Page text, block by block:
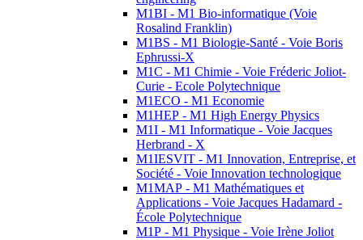
M1BI - M1 Bio-informatique (Voie
Rosalind Franklin)
M1BS - M1 Biologie-Santé - Voie Boris
Ephrussi-X
M1C - M1 Chimie - Voie Fréderic Joliot-
Curie - Ecole Polytechnique
M1ECO - M1 Economie
M1HEP - M1 High Energy Physics
M1I - M1 Informatique - Voie Jacques
Herbrand - X
M1IESVIT - M1 Innovation, Entreprise, et
Société - Voie Innovation technologique
M1MAP - M1 Mathématiques et
Applications - Voie Jacques Hadamard -
École Polytechnique
M1P - M1 Physique - Voie Irène Joliot